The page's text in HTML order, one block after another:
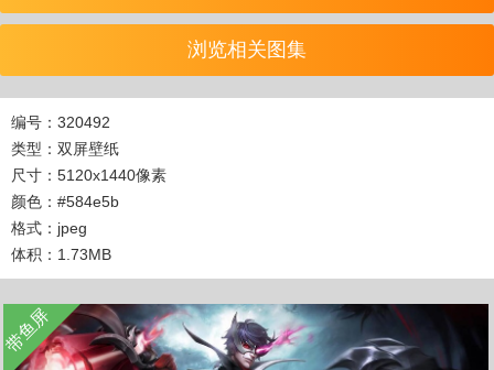
浏览相关图集
编号：320492
类型：双屏壁纸
尺寸：5120x1440像素
颜色：#584e5b
格式：jpeg
体积：1.73MB
带鱼屏
立 即 下 载
收 藏